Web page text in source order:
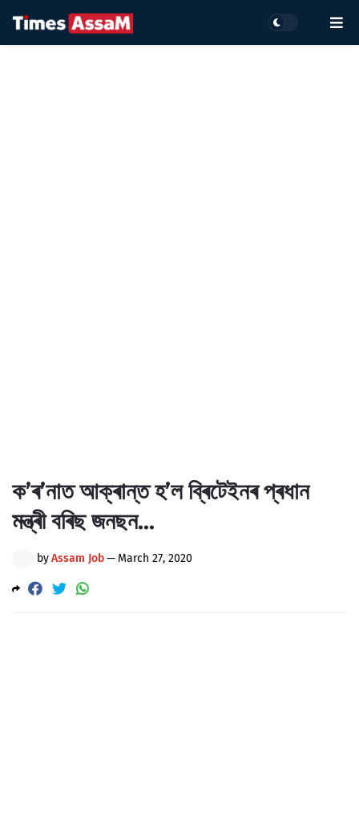
ক’ৰ’নাত আক্ৰান্ত হ’ল ব্ৰিটেইনৰ প্ৰধান
মন্ত্ৰী বৰিছ জনছন...
byAssam Job— March 27, 2020